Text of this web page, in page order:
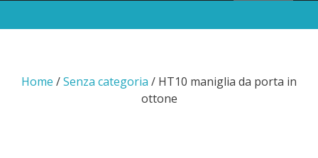
Home /Senza categoria / HT10 maniglia da porta in
ottone